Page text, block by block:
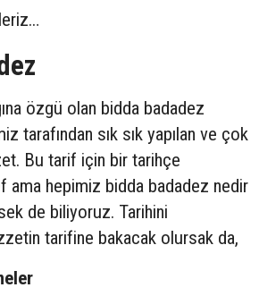
özgü olan bidda badadez
tarafından sık sık yapılan ve çok
Bu tarif için bir tarihçe
ama hepimiz bidda badadez nedir
de biliyoruz. Tarihini
tarifine bakacak olursak da,